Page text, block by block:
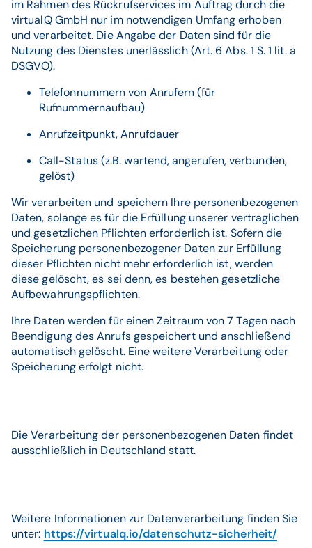
im Rahmen des Rückrufservices im Auftrag durch die
virtualQ GmbH nur im notwendigen Umfang erhoben
und verarbeitet. Die Angabe der Daten sind für die
Nutzung des Dienstes unerlässlich (Art. 6 Abs. 1 S. 1 lit. a
DSGVO).
Telefonnummern von Anrufern (für
Rufnummernaufbau)
Anrufzeitpunkt, Anrufdauer
Call-Status (z.B. wartend, angerufen, verbunden,
gelöst)
Wir verarbeiten und speichern Ihre personenbezogenen
Daten, solange es für die Erfüllung unserer vertraglichen
und gesetzlichen Pflichten erforderlich ist. Sofern die
Speicherung personenbezogener Daten zur Erfüllung
dieser Pflichten nicht mehr erforderlich ist, werden
diese gelöscht, es sei denn, es bestehen gesetzliche
Aufbewahrungspflichten.
Ihre Daten werden für einen Zeitraum von 7 Tagen nach
Beendigung des Anrufs gespeichert und anschließend
automatisch gelöscht. Eine weitere Verarbeitung oder
Speicherung erfolgt nicht.
Die Verarbeitung der personenbezogenen Daten findet
ausschließlich in Deutschland statt.
Weitere Informationen zur Datenverarbeitung finden Sie
unter: https://virtualq.io/datenschutz-sicherheit/